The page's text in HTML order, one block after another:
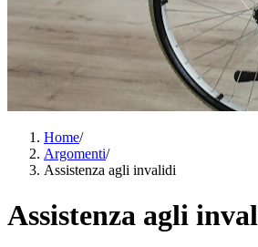
Home/
Argomenti/
Assistenza agli invalidi
Assistenza agli